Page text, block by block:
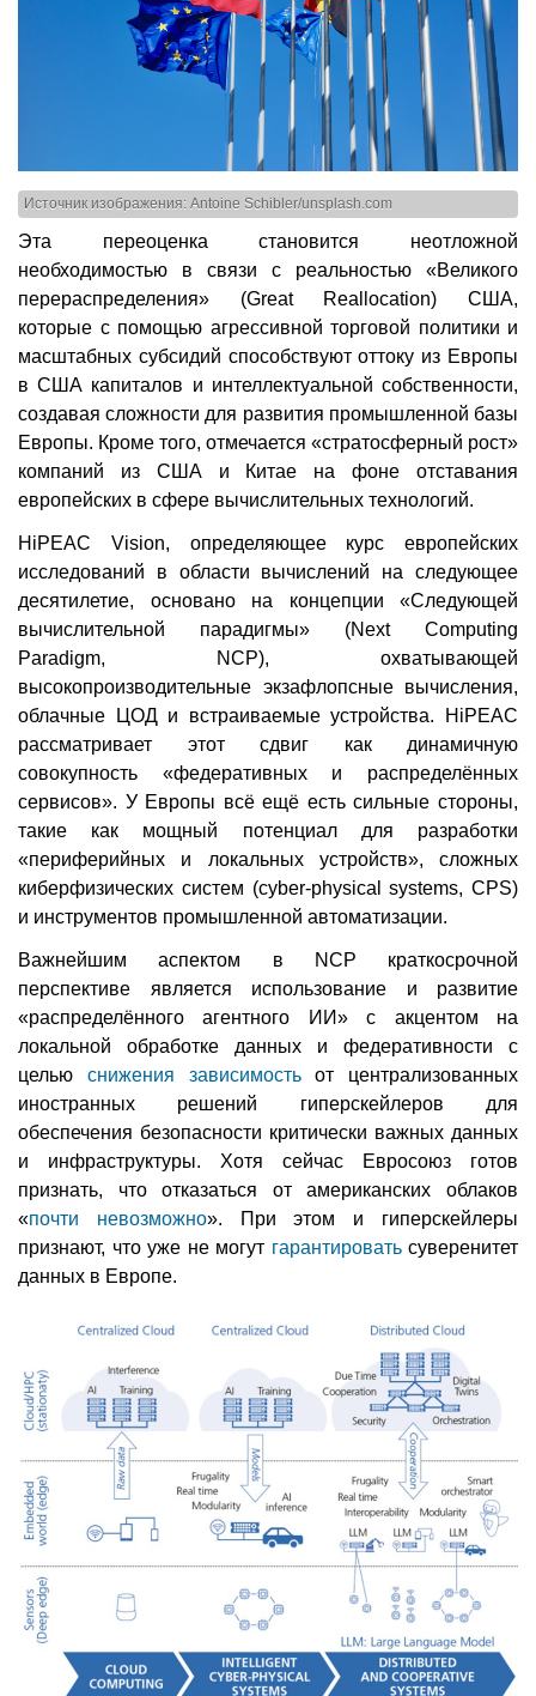
Источник изображения: Antoine Schibler/unsplash.com
Эта переоценка становится неотложной
необходимостью в связи с реальностью «Великого
перераспределения» (Great Reallocation) США,
которые с помощью агрессивной торговой политики и
масштабных субсидий способствуют оттоку из Европы
в США капиталов и интеллектуальной собственности,
создавая сложности для развития промышленной базы
Европы. Кроме того, отмечается «стратосферный рост»
компаний из США и Китае на фоне отставания
европейских в сфере вычислительных технологий.
HiPEAC Vision, определяющее курс европейских
исследований в области вычислений на следующее
десятилетие, основано на концепции «Следующей
вычислительной парадигмы» (Next Computing
Paradigm, NCP), охватывающей
высокопроизводительные экзафлопсные вычисления,
облачные ЦОД и встраиваемые устройства. HiPEAC
рассматривает этот сдвиг как динамичную
совокупность «федеративных и распределённых
сервисов». У Европы всё ещё есть сильные стороны,
такие как мощный потенциал для разработки
«периферийных и локальных устройств», сложных
киберфизических систем (cyber-physical systems, CPS)
и инструментов промышленной автоматизации.
Важнейшим аспектом в NCP краткосрочной
перспективе является использование и развитие
«распределённого агентного ИИ» с акцентом на
локальной обработке данных и федеративности с
целью снижения зависимостьот централизованных
иностранных решений гиперскейлеров для
обеспечения безопасности критически важных данных
и инфраструктуры. Хотя сейчас Евросоюз готов
признать, что отказаться от американских облаков
«почти невозможно». При этом и гиперскейлеры
признают, что уже не могут гарантироватьсуверенитет
данных в Европе.